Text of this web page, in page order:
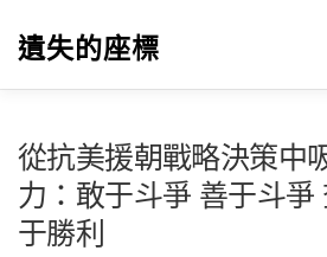
遺失的座標
從抗美援朝戰略決策中
力：敢于斗爭 善于斗爭
于勝利